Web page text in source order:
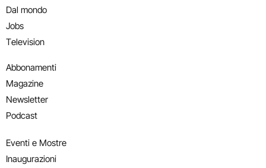
Dal mondo
Jobs
Television
Abbonamenti
Magazine
Newsletter
Podcast
Eventi e Mostre
Inaugurazioni